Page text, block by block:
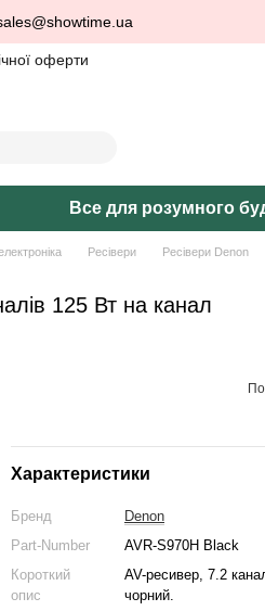
оферти
Все для розумного
Ресівери
Ресівери Denon
125 Вт на канал
Характеристики
Бренд
Denon
Part-Number
AVR-S970H Black
Короткий
опис
AV-ресивер, 7.2
чорний.